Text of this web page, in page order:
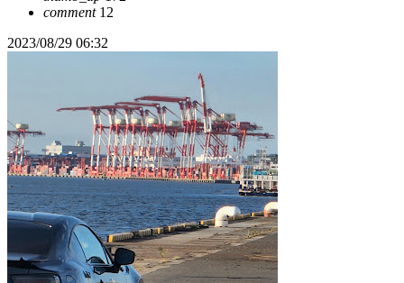
comment12
2023/08/29 06:32